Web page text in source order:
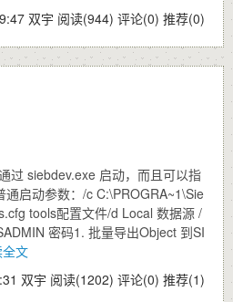
双宇 阅读(944) 评论(0) 推荐(0)
过 siebdev.exe 启动，而且可以指
通启动参数：/c C:\PROGRA~1\Sie
tools配置文件/d Local 数据源 /
密码1. 批量导出Object 到SI
文
双宇 阅读(1202) 评论(0) 推荐(1)